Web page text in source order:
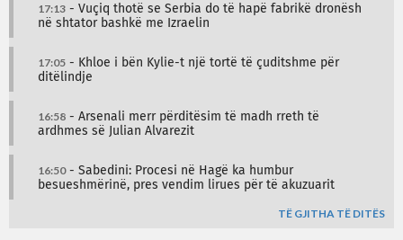
17:13 - Vuçiq thotë se Serbia do të hapë fabrikë dronësh
në shtator bashkë me Izraelin
17:05 - Khloe i bën Kylie-t një tortë të çuditshme për
ditëlindje
16:58 - Arsenali merr përditësim të madh rreth të
ardhmes së Julian Alvarezit
16:50- Sabedini: Procesi në Hagë ka humbur
besueshmërinë, pres vendim lirues për të akuzuarit
TË GJITHA TË DITËS